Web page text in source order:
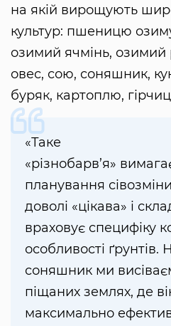
на якій вирощують
культур: пшеницю
озимий ячмінь, озимий
овес, сою, соняшник,
буряк, картоплю,
«Таке
«різнобарв’я»
планування
доволі «цікава» і
враховує специфіку
особливості ґрунтів.
соняшник ми
піщаних землях, де
максимально